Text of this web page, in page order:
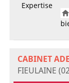
Expertise
CABINET
FIEULAINE